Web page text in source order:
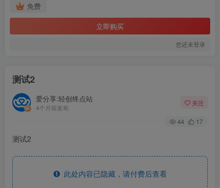
免费
立即购买
您还未登录
测试2
爱分享:轻创终点站
4个月前发布
关注
44 17
测试2
此处内容已隐藏，请付费后查看